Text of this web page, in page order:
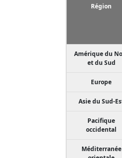
Région
Amérique du
et du Sud
Europe
Asie du Sud-
Pacifique
occidental
Méditerranée